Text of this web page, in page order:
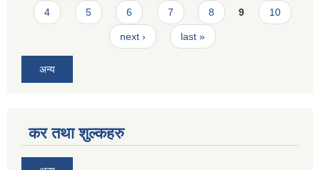
4 5 6 7 8 9 10
next › last »
अन्य
कर तथा शुल्कहरु